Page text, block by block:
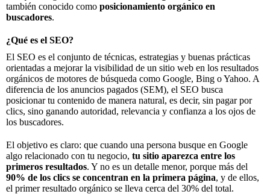
también conocido como posicionamiento orgánico en
buscadores.
¿Qué es el SEO?
El SEO es el conjunto de técnicas, estrategias y buenas prácticas
orientadas a mejorar la visibilidad de un sitio web en los resultados
orgánicos de motores de búsqueda como Google, Bing o Yahoo. A
diferencia de los anuncios pagados (SEM), el SEO busca
posicionar tu contenido de manera natural, es decir, sin pagar por
clics, sino ganando autoridad, relevancia y confianza a los ojos de
los buscadores.
El objetivo es claro: que cuando una persona busque en Google
algo relacionado con tu negocio, tu sitio aparezca entre los
primeros resultados. Y no es un detalle menor, porque más del
90% de los clics se concentran en la primera página, y de ellos,
el primer resultado orgánico se lleva cerca del 30% del total.